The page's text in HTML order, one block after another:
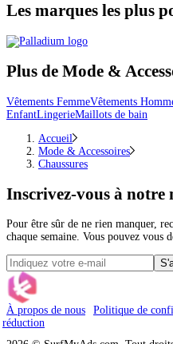
Les marques les plus
Plus de Mode &
Vêtements FemmeVêtements
EnfantLingerieMaillots de bain
Accueil
Mode & Accessoires
Chaussures
Inscrivez-vous à notre
Pour être sûr de ne rien manquer,
chaque semaine. Vous pouvez vous
À propos de nous Politique de
réduction